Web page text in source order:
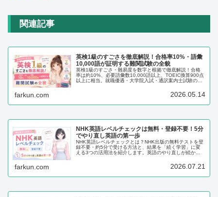
関連記事
英検1級のすごさを徹底解説！合格率10%・語彙
10,000語が証明する難関試験の全貌
英検1級のすごさ・難易度を数字と根拠で徹底解説！合格
率は約10%、必要語彙数10,000語以上、TOEIC換算900点
以上に相当。就職優遇・大学院入試・通訳案内士試験の英
farkun.com 2026.05.14
NHK英語レベルチェックは無料・登録不要！5分
でやり直し英語の第一歩
NHK英語レベルチェックとは？NHK出版の無料テストを登
録不要・約5分で受ける方法と、結果を「続く学習」に変
える3つの活用法を紹介します。英語のやり直しが続かな
farkun.com 2026.07.21